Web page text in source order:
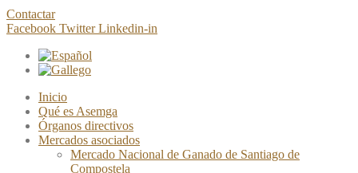
Contactar
Facebook Twitter Linkedin-in
Inicio
Qué es Asemga
Órganos directivos
Mercados asociados
Mercado Nacional de Ganado de Santiago de
Compostela